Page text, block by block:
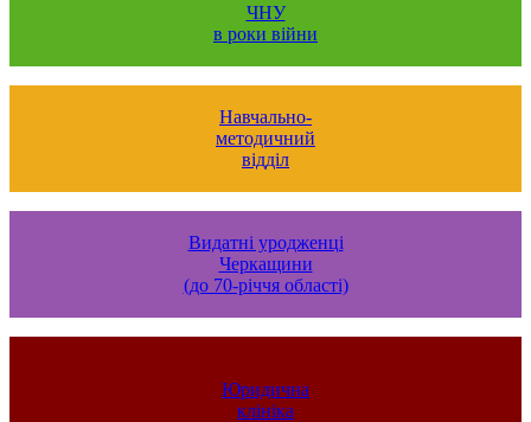
ЧНУ
в роки війни
Навчально-
методичний
відділ
Видатні уродженці
Черкащини
(до 70-річчя області)
Юридична
клініка